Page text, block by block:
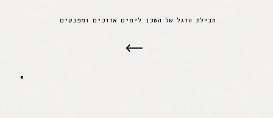
חבילת הדגל של השכן לימים ארוכים ומפנקים